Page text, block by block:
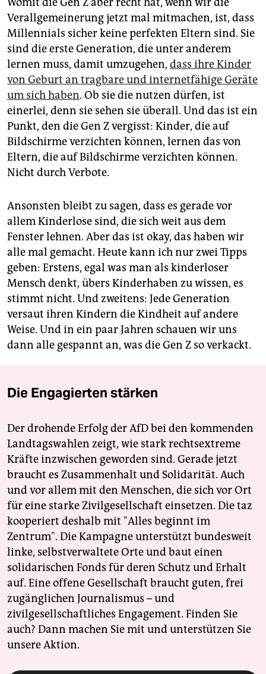
Verallgemeinerung jetzt mal mitmachen, ist, dass
Millennials sicher keine perfekten Eltern sind. Sie
sind die erste Generation, die unter anderem
lernen muss, damit umzugehen, dass ihre Kinder
von Geburt an tragbare und internetfähige Geräte
um sich haben. Ob sie die nutzen dürfen, ist
einerlei, denn sie sehen sie überall. Und das ist ein
Punkt, den die Gen Z vergisst: Kinder, die auf
Bildschirme verzichten können, lernen das von
Eltern, die auf Bildschirme verzichten können.
Nicht durch Verbote.
Ansonsten bleibt zu sagen, dass es gerade vor
allem Kinderlose sind, die sich weit aus dem
Fenster lehnen. Aber das ist okay, das haben wir
alle mal gemacht. Heute kann ich nur zwei Tipps
geben: Erstens, egal was man als kinderloser
Mensch denkt, übers Kinderhaben zu wissen, es
stimmt nicht. Und zweitens: Jede Generation
versaut ihren Kindern die Kindheit auf andere
Weise. Und in ein paar Jahren schauen wir uns
dann alle gespannt an, was die Gen Z so verkackt.
Die Engagierten stärken
Der drohende Erfolg der AfD bei den kommenden
Landtagswahlen zeigt, wie stark rechtsextreme
Kräfte inzwischen geworden sind. Gerade jetzt
braucht es Zusammenhalt und Solidarität. Auch
und vor allem mit den Menschen, die sich vor Ort
für eine starke Zivilgesellschaft einsetzen. Die taz
kooperiert deshalb mit "Alles beginnt im
Zentrum". Die Kampagne unterstützt bundesweit
linke, selbstverwaltete Orte und baut einen
solidarischen Fonds für deren Schutz und Erhalt
auf. Eine offene Gesellschaft braucht guten, frei
zugänglichen Journalismus – und
zivilgesellschaftliches Engagement. Finden Sie
auch? Dann machen Sie mit und unterstützen Sie
unsere Aktion.